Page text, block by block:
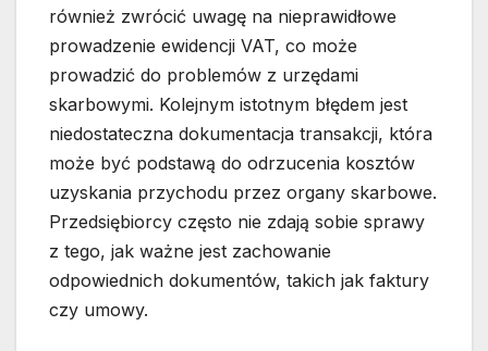
również zwrócić uwagę na nieprawidłowe
prowadzenie ewidencji VAT, co może
prowadzić do problemów z urzędami
skarbowymi. Kolejnym istotnym błędem jest
niedostateczna dokumentacja transakcji, która
może być podstawą do odrzucenia kosztów
uzyskania przychodu przez organy skarbowe.
Przedsiębiorcy często nie zdają sobie sprawy
z tego, jak ważne jest zachowanie
odpowiednich dokumentów, takich jak faktury
czy umowy.